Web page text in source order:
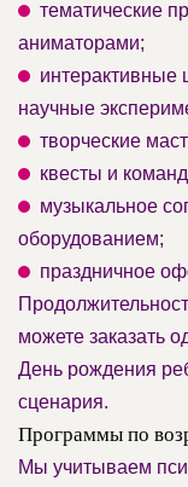
тематические
аниматорами;
научные
творческие
квесты и
музыкальное
оборудованием;
праздничное
можете заказать
День рождения
сценария.
Программы по
Мы учитываем